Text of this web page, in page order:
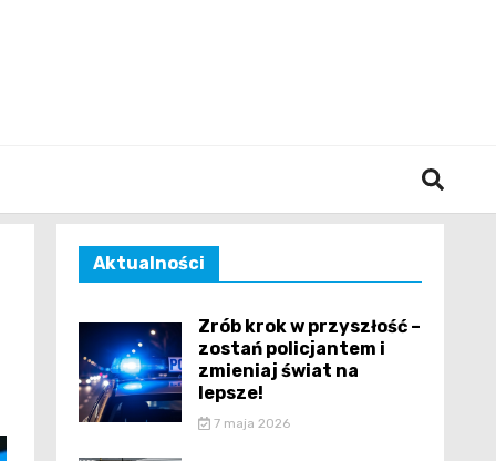
Aktualności
Zrób krok w przyszłość –
zostań policjantem i
zmieniaj świat na
lepsze!
7 maja 2026